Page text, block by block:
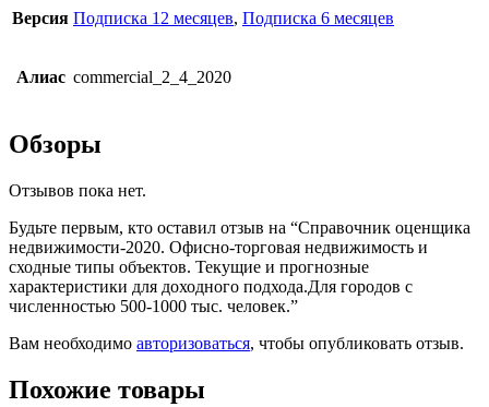
Версия Подписка 12 месяцев, Подписка 6 месяцев
Алиас commercial_2_4_2020
Обзоры
Отзывов пока нет.
Будьте первым, кто оставил отзыв на “Справочник оценщика
недвижимости-2020. Офисно-торговая недвижимость и
сходные типы объектов. Текущие и прогнозные
характеристики для доходного подхода.Для городов с
численностью 500-1000 тыс. человек.”
Вам необходимо авторизоваться, чтобы опубликовать отзыв.
Похожие товары